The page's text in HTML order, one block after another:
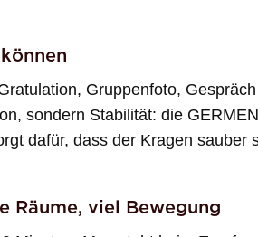
Gruppenfoto,
sondern Stabilität: die
dafür, dass der Kragen
Räume, viel Bewegung